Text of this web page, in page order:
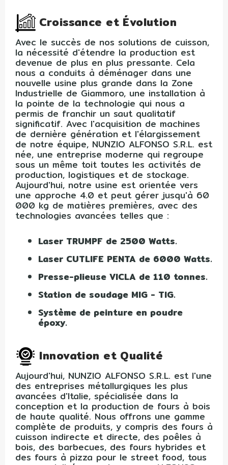
Croissance et Évolution
Avec le succès de nos solutions de cuisson,
la nécessité d'étendre la production est
devenue de plus en plus pressante. Cela
nous a conduits à déménager dans une
nouvelle usine plus grande dans la Zone
Industrielle de Giammoro, une installation à
la pointe de la technologie qui nous a
permis de franchir un saut qualitatif
significatif. Avec l'acquisition de machines
de dernière génération et l'élargissement
de notre équipe, NUNZIO ALFONSO S.R.L. est
née, une entreprise moderne qui regroupe
sous un même toit toutes les activités de
production, logistiques et de stockage.
Aujourd'hui, notre usine est orientée vers
une approche 4.0 et peut gérer jusqu'à 60
000 kg de matières premières, avec des
technologies avancées telles que :
Laser TRUMPF de 2500 Watts.
Laser CUTLIFE PENTA de 6000 Watts.
Presse-plieuse VICLA de 110 tonnes.
Station de soudage MIG - TIG.
Système de peinture en poudre
époxy.
Innovation et Qualité
Aujourd'hui, NUNZIO ALFONSO S.R.L. est l'une
des entreprises métallurgiques les plus
avancées d'Italie, spécialisée dans la
conception et la production de fours à bois
de haute qualité. Nous offrons une gamme
complète de produits, y compris des fours à
cuisson indirecte et directe, des poêles à
bois, des barbecues, des fours hybrides et
des fours à pizza pour le street food, tous